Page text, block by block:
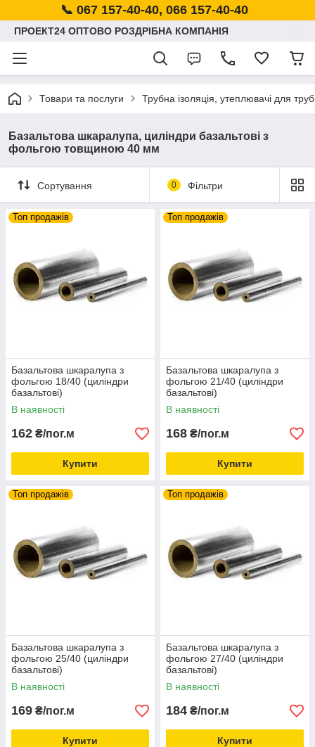
📞 067 157-40-40, 066 157-40-40
ПРОЕКТ24 ОПТОВО РОЗДРІБНА КОМПАНІЯ
Товари та послуги Трубна ізоляція, утеплювачі для труб
Базальтова шкаралупа, циліндри базальтові з
фольгою товщиною 40 мм
Сортування 0 Фільтри
Топ продажів
Базальтова шкаралупа з
фольгою 18/40 (циліндри
базальтові)
В наявності
162 ₴/пог.м
Купити
Топ продажів
Базальтова шкаралупа з
фольгою 21/40 (циліндри
базальтові)
В наявності
168 ₴/пог.м
Купити
Топ продажів
Базальтова шкаралупа з
фольгою 25/40 (циліндри
базальтові)
В наявності
169 ₴/пог.м
Купити
Топ продажів
Базальтова шкаралупа з
фольгою 27/40 (циліндри
базальтові)
В наявності
184 ₴/пог.м
Купити